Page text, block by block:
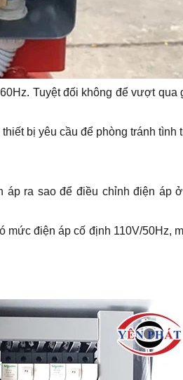
Tuyệt đối không để vượt qua
bị yêu cầu để phòng tránh tình
áp ra sao để điều chỉnh điện áp
điện áp cố định 110V/50Hz,